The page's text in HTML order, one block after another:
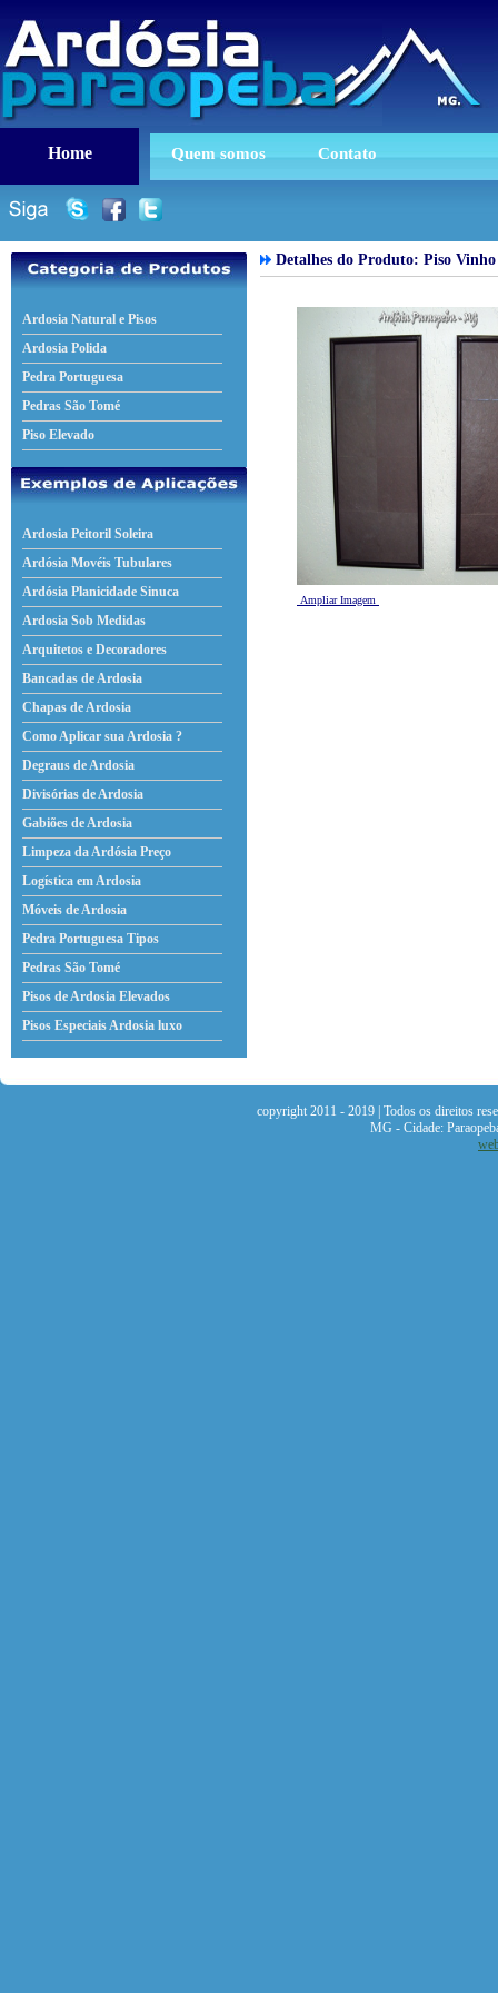
Home Quem somos Contato
Ardosia Natural e Pisos
Ardosia Polida
Pedra Portuguesa
Pedras São Tomé
Piso Elevado
Ardosia Peitoril Soleira
Ardósia Movéis Tubulares
Ardósia Planicidade Sinuca
Ardosia Sob Medidas
Arquitetos e Decoradores
Bancadas de Ardosia
Chapas de Ardosia
Como Aplicar sua Ardosia ?
Degraus de Ardosia
Divisórias de Ardosia
Gabiões de Ardosia
Limpeza da Ardósia Preço
Logística em Ardosia
Móveis de Ardosia
Pedra Portuguesa Tipos
Pedras São Tomé
Pisos de Ardosia Elevados
Pisos Especiais Ardosia luxo
Detalhes do Produto: Piso Vinho
Ampliar Imagem
copyright 2011 - 2019 | Todos os direitos
MG - Cidade: